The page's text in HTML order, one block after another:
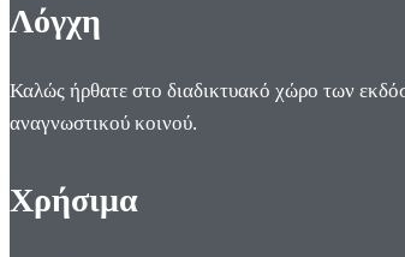
Λόγχη
Καλώς ήρθατε στο διαδικτυακό χώρο των
αναγνωστικού κοινού.
Χρήσιμα